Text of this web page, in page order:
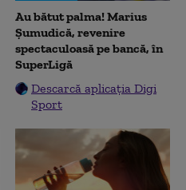
Au bătut palma! Marius
Șumudică, revenire
spectaculoasă pe bancă, în
SuperLigă
Descarcă aplicația Digi
Sport